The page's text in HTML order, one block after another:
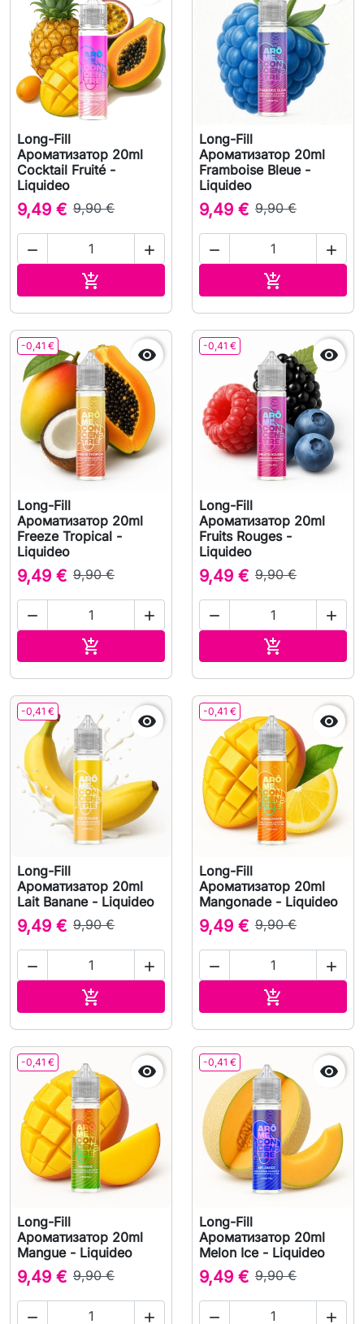
Long-Fill
Ароматизатор 20ml
Cocktail Fruité -
Liquideo
9,49 € 9,90 €
 

Long-Fill
Ароматизатор 20ml
Framboise Bleue -
Liquideo
9,49 € 9,90 €
 

-0,41 € 
Long-Fill
Ароматизатор 20ml
Freeze Tropical -
Liquideo
9,49 € 9,90 €
 

-0,41 € 
Long-Fill
Ароматизатор 20ml
Fruits Rouges -
Liquideo
9,49 € 9,90 €
 

-0,41 € 
Long-Fill
Ароматизатор 20ml
Lait Banane - Liquideo
9,49 € 9,90 €
 

-0,41 € 
Long-Fill
Ароматизатор 20ml
Mangonade - Liquideo
9,49 € 9,90 €
 

-0,41 € 
Long-Fill
Ароматизатор 20ml
Mangue - Liquideo
9,49 € 9,90 €
 
-0,41 € 
Long-Fill
Ароматизатор 20ml
Melon Ice - Liquideo
9,49 € 9,90 €
 